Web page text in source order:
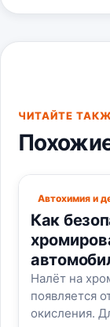
ЧИТАЙТЕ
Автохимия и
Как
ошибки
Налёт на
появляется
окисления.